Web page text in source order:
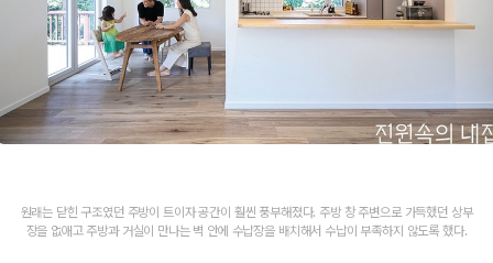
원래는 닫힌 구조였던 주방이 트이자 공간이 훨씬 풍부해졌다. 주방 창 주변으로 가득했던 상부
장을 없애고 주방과 거실이 만나는 벽 안에 수납장을 배치해서 수납이 부족하지 않도록 했다.